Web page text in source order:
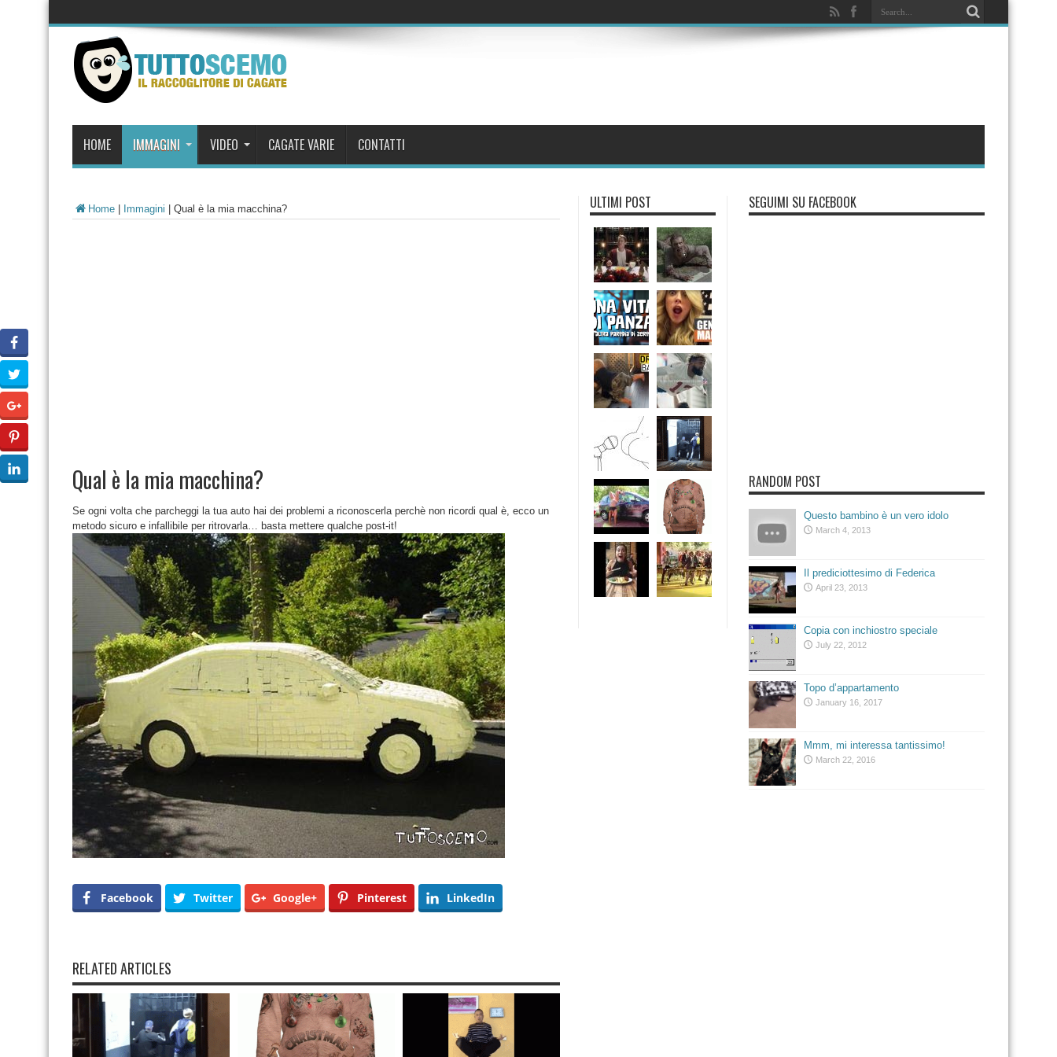
HOME IMMAGINI VIDEO CAGATE VARIE CONTATTI
Home Immagini Qual è la mia macchina?
Qual è la mia macchina?
Se ogni volta che parcheggi la tua auto hai dei problemi a riconoscerla perchè non ricordi qual è, ecco un
metodo sicuro e infallibile per ritrovarla… basta mettere qualche post-it!
Facebook Twitter Google+ Pinterest LinkedIn
RELATED ARTICLES
ULTIMI POST SEGUIMI SU FACEBOOK
RANDOM POST
Questo bambino è un vero idolo
March 4, 2013
Il prediciottesimo di Federica
April 23, 2013
Copia con inchiostro speciale
July 22, 2012
Topo d’appartamento
January 16, 2017
Mmm, mi interessa tantissimo!
March 22, 2016